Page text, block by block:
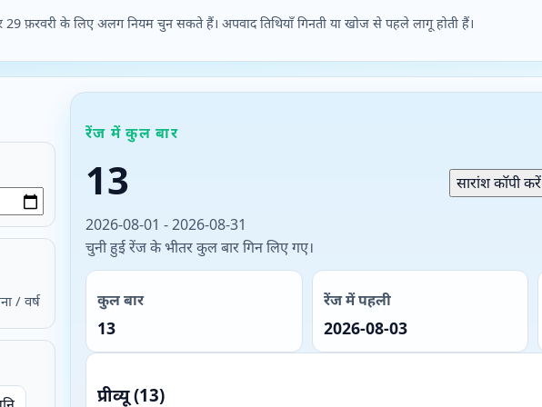
फ़रवरी के लिए अलग नियम चुन सकते हैं। अपवाद तिथियाँ गिनती या खोज से पहले लागू होती हैं।
/ वर्ष
रेंज में कुल बार
13
2026-08-01 - 2026-08-31
चुनी हुई रेंज के भीतर कुल बार गिन लिए गए।
सारांश कॉपी करें
कुल बार
13
रेंज में पहली
2026-08-03
प्रीव्यू (13)